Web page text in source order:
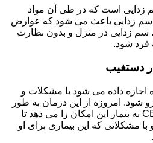
زدایی است که در طی آن مواد
سم زدایی باعث می شود که عوارض
سم زدایی در منزل و بدون نظارت
فرد شود.
دستغیب
اجازه داده می شود با مشکلات و
شود. امروزه از این درمان به طور
گسترده استفاده می شود. CBT به بیمار این امکان را می دهد تا
با مشکلاتی که این بیماری برای او